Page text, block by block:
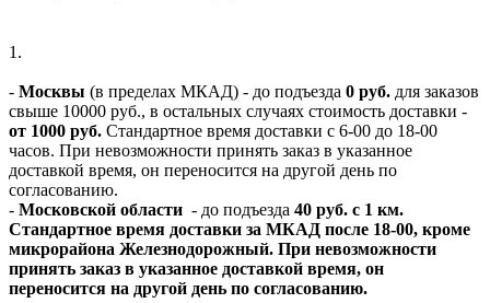
1.
- Москвы (в пределах МКАД) - до подъезда 0 руб. для заказов
свыше 10000 руб., в остальных случаях стоимость доставки -
от 1000 руб. Стандартное время доставки с 6-00 до 18-00
часов. При невозможности принять заказ в указанное
доставкой время, он переносится на другой день по
согласованию.
- Московской области - до подъезда 40 руб. с 1 км.
Стандартное время доставки за МКАД после 18-00, кроме
микрорайона Железнодорожный. При невозможности
принять заказ в указанное доставкой время, он
переносится на другой день по согласованию.